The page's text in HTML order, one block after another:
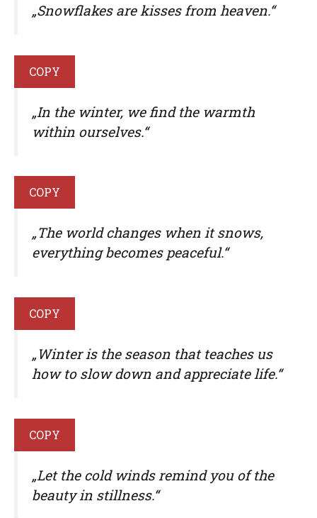
„Snowflakes are kisses from heaven.“
COPY
„In the winter, we find the warmth
within ourselves.“
COPY
„The world changes when it snows,
everything becomes peaceful.“
COPY
„Winter is the season that teaches us
how to slow down and appreciate life.“
COPY
„Let the cold winds remind you of the
beauty in stillness.“